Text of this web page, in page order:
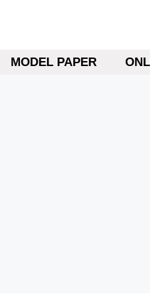
MODEL PAPER